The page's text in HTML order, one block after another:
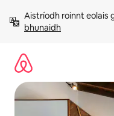
chuig
ábhar
Aistríodh roinnt eolais
bhunaidh